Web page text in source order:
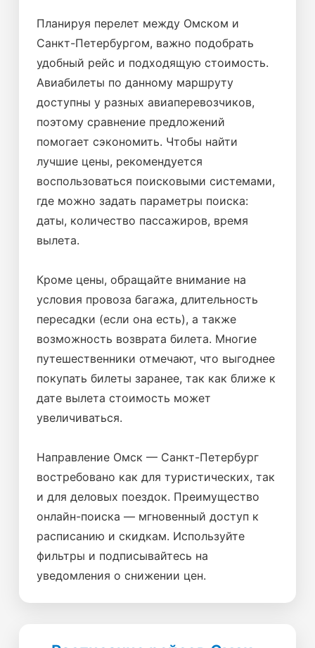
Планируя перелет между Омском и
Санкт-Петербургом, важно подобрать
удобный рейс и подходящую стоимость.
Авиабилеты по данному маршруту
доступны у разных авиаперевозчиков,
поэтому сравнение предложений
помогает сэкономить. Чтобы найти
лучшие цены, рекомендуется
воспользоваться поисковыми системами,
где можно задать параметры поиска:
даты, количество пассажиров, время
вылета.
Кроме цены, обращайте внимание на
условия провоза багажа, длительность
пересадки (если она есть), а также
возможность возврата билета. Многие
путешественники отмечают, что выгоднее
покупать билеты заранее, так как ближе к
дате вылета стоимость может
увеличиваться.
Направление Омск — Санкт-Петербург
востребовано как для туристических, так
и для деловых поездок. Преимущество
онлайн-поиска — мгновенный доступ к
расписанию и скидкам. Используйте
фильтры и подписывайтесь на
уведомления о снижении цен.